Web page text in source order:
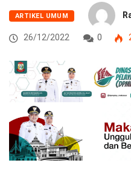
ARTIKEL UMUM
26/12/2022 0